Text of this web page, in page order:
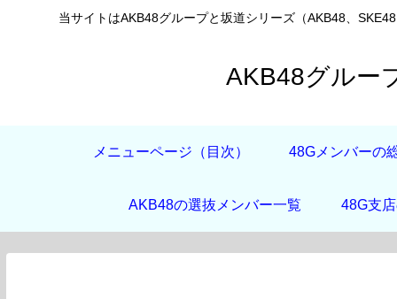
当サイトはAKB48グループと坂道シリーズ（AKB48、
AKB48グルー
メニューページ（目次） 48Gメンバーの
AKB48の選抜メンバー一覧 48G支